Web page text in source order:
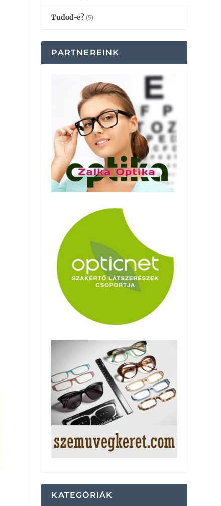
Tudod-e? (5)
PARTNEREINK
KATEGÓRIÁK